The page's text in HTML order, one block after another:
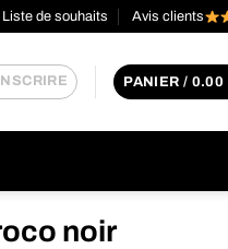
Liste de souhaits Avis clients
PANIER / 0.00
noir